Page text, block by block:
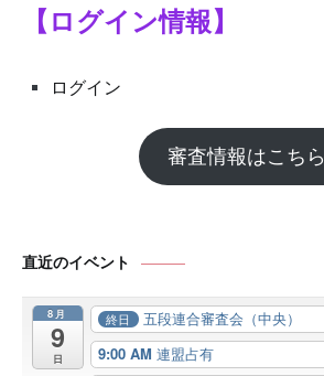
【ログイン情報】
ログイン
審査情報はこちら
直近のイベント
8月
9
日
終日
五段連合審査会（中央）
9:00 AM 連盟占有